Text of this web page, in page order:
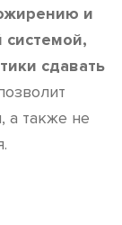
и
системой,
сдавать
а также не